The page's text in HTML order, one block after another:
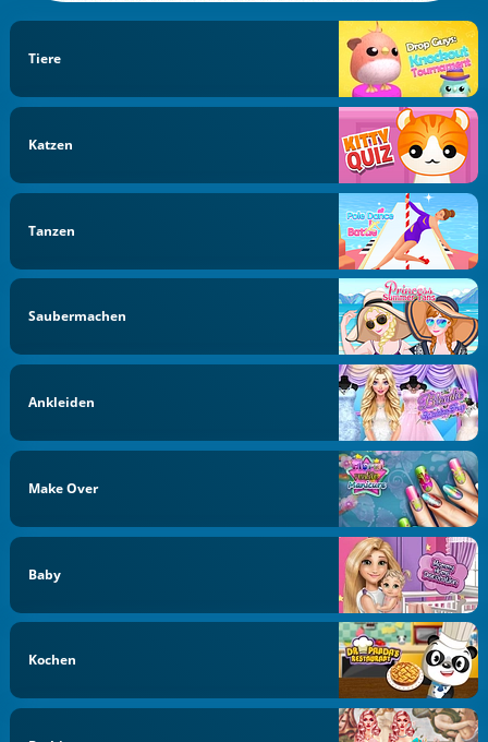
Tiere
Katzen
Tanzen
Saubermachen
Ankleiden
Make Over
Baby
Kochen